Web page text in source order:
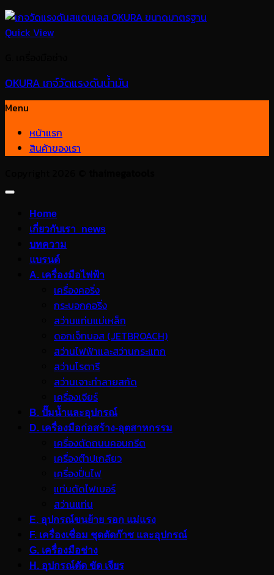
Quick View
OKURA เกจ์วัดแรงดันน้ำมัน
Menu
หน้าแรก
สินค้าของเรา
Home
เกี่ยวกับเรา_news
บทความ
แบรนด์
A. เครื่องมือไฟฟ้า
เครื่องคอริ่ง
กระบอกคอริ่ง
สว่านแท่นแม่เหล็ก
ดอกเจ็ทบอส (JETBROACH)
สว่านไฟฟ้าและสว่านกระแทก
สว่านโรตารี
สว่านเจาะทำลายสกัด
เครื่องเจียร์
B. ปั๊มน้ำและอุปกรณ์
D. เครื่องมือก่อสร้าง-อุตสาหกรรม
เครื่องตัดถนนคอนกรีต
เครื่องต๊าปเกลียว
เครื่องปั่นไฟ
แท่นตัดไฟเบอร์
สว่านแท่น
E. อุปกรณ์ขนย้าย รอก แม่แรง
F. เครื่องเชื่อม ชุดตัดก๊าซ และอุปกรณ์
G. เครื่องมือช่าง
H. อุปกรณ์ตัด ขัด เจียร